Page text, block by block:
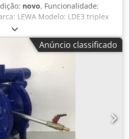
novo, Funcionalidade:
LEWA Modelo: LDE3 triplex
Aexq Eq Tshqeck Ano de
de série: 638482-020-001
do motor: ABB Dimensões
Peso (Kg) aprox.: 1160
(m3): 1200 l/min
(Bar): 27,67 Fabricado na:
nova / não utilizada,
mais informações sob consulta.
Anúncio classificado